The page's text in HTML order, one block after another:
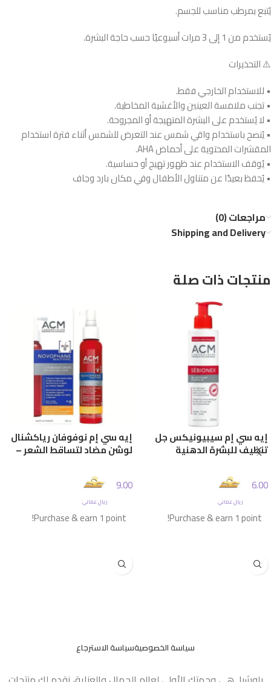
يُتبع بمرطب مناسب للجسم.
يُستخدم من 1 إلى 3 مرات أسبوعيًا حسب حاجة البشرة.
⚠️ التحذيرات
• للاستخدام الخارجي فقط.
• تجنب ملامسة العينين والأغشية المخاطية.
• لا يُستخدم على البشرة المتهيجة أو المجروحة.
• يُنصح باستخدام واقي شمس عند التعرض للشمس أثناء فترة استخدام
المقشرات المحتوية على أحماض AHA.
• يُوقف الاستخدام عند ظهور تهيج أو حساسية.
• يُحفظ بعيدًا عن متناول الأطفال وفي مكان بارد وجاف
مراجعات (0)
Shipping and Delivery
منتجات ذات صلة
إيه سي إم سيبيونيكس جل
تنظيف للبشرة الدهنية
6.00
ريال عماني
Purchase & earn 1 point!
إيه سي إم نوفوفان رياكشنال
لوشن مضاد لتساقط الشعر –
9.00
ريال عماني
Purchase & earn 1 point!
سياسة الخصوصيةسياسة الاسترجاع